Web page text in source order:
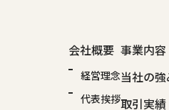
会社概要
経営理念
代表挨拶
事業内容
当社の強
取引実績